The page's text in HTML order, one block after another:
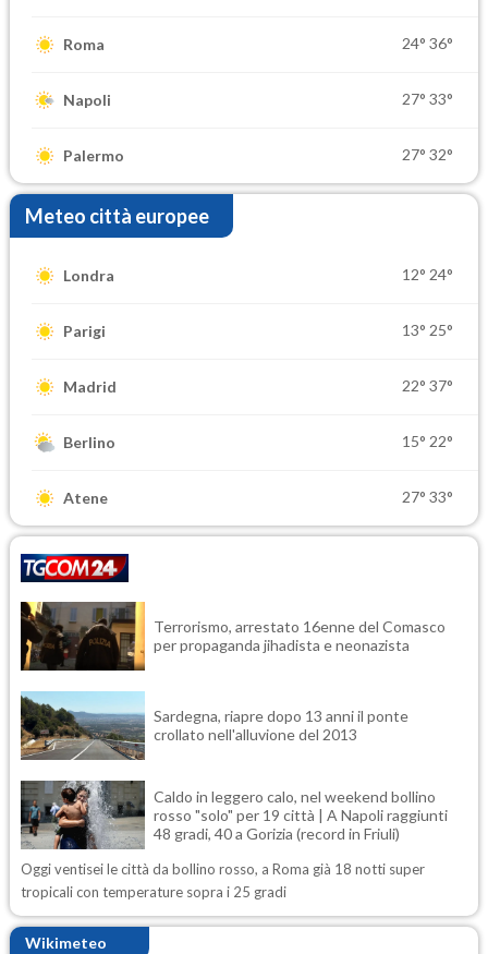
Roma 24° 36°
Napoli 27° 33°
Palermo 27° 32°
Meteo città europee
Londra 12° 24°
Parigi 13° 25°
Madrid 22° 37°
Berlino 15° 22°
Atene 27° 33°
Terrorismo, arrestato 16enne del Comasco
per propaganda jihadista e neonazista
Sardegna, riapre dopo 13 anni il ponte
crollato nell'alluvione del 2013
Caldo in leggero calo, nel weekend bollino
rosso "solo" per 19 città | A Napoli raggiunti
48 gradi, 40 a Gorizia (record in Friuli)
Oggi ventisei le città da bollino rosso, a Roma già 18 notti super
tropicali con temperature sopra i 25 gradi
Wikimeteo